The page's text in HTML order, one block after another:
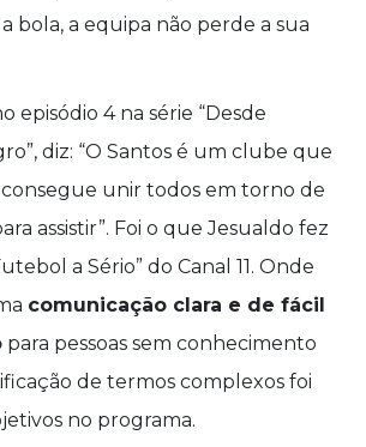
bola, a equipa não perde a sua
episódio 4 na série “Desde
diz: “O Santos é um clube que
unir todos em torno de
assistir”. Foi o que Jesualdo fez
a Sério” do Canal 11. Onde
comunicação clara e de fácil
para pessoas sem conhecimento
de termos complexos foi
no programa.